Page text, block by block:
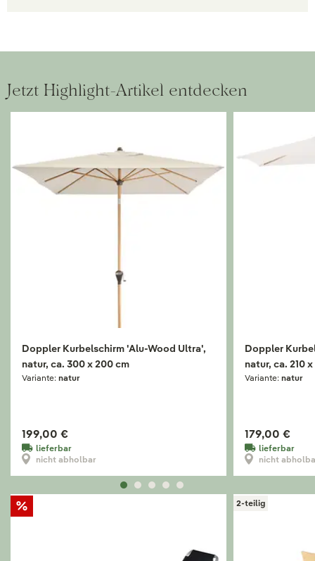
Jetzt Highlight-Artikel entdecken
Doppler Kurbelschirm 'Alu-Wood Ultra',
natur, ca. 300 x 200 cm
Variante: natur
199,00 €
lieferbar
nicht abholbar
Doppler
natur, ca. 210
Variante:natur
179,00 €
lieferbar
nicht
2-teilig